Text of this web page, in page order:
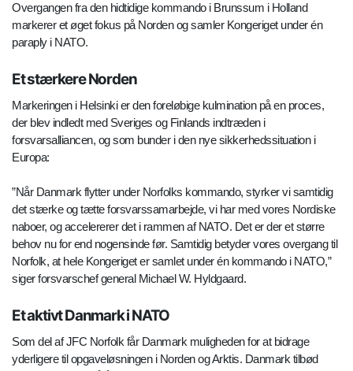
Overgangen fra den hidtidige kommando i Brunssum i Holland
markerer et øget fokus på Norden og samler Kongeriget under én
paraply i NATO.
Et stærkere Norden
Markeringen i Helsinki er den foreløbige kulmination på en proces,
der blev indledt med Sveriges og Finlands indtræden i
forsvarsalliancen, og som bunder i den nye sikkerhedssituation i
Europa:
”Når Danmark flytter under Norfolks kommando, styrker vi samtidig
det stærke og tætte forsvarssamarbejde, vi har med vores Nordiske
naboer, og accelererer det i rammen af NATO. Det er der et større
behov nu for end nogensinde før. Samtidig betyder vores overgang til
Norfolk, at hele Kongeriget er samlet under én kommando i NATO,”
siger forsvarschef general Michael W. Hyldgaard.
Et aktivt Danmark i NATO
Som del af JFC Norfolk får Danmark muligheden for at bidrage
yderligere til opgaveløsningen i Norden og Arktis. Danmark tilbød